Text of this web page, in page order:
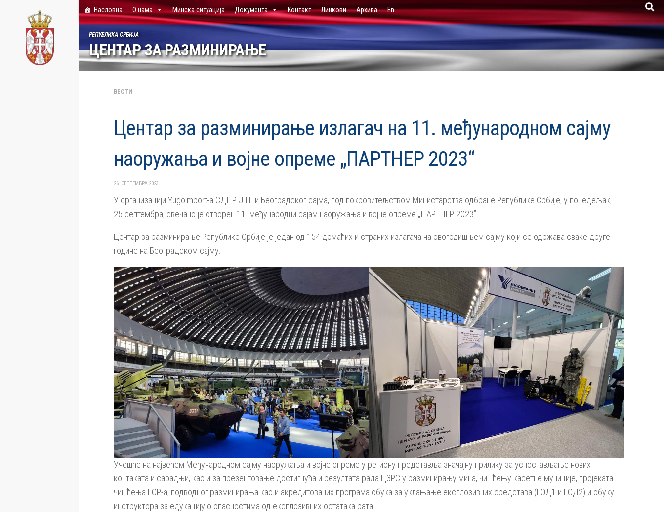
Skip to content Насловна О нама Минска ситуација Документа Контакт Линкови Архива En
ЦЕНТАР ЗА РАЗМИНИРАЊЕ
РЕПУБЛИКА СРБИЈА
ВЕСТИ
Центар за разминирање излагач на 11. међународном сајму
наоружања и војне опреме „ПАРТНЕР 2023“
26. СЕПТЕМБРА 2023.
У организацији Yugoimport-a СДПР Ј.П. и Београдског сајма, под покровитељством Министарства одбране Републике Србије, у понедељак,
25.септембра, свечано је отворен 11. међународни сајам наоружања и војне опреме „ПАРТНЕР 2023”.
Центар за разминирање Републике Србије је један од 154 домаћих и страних излагача на овогодишњем сајму који се одржава сваке друге
године на Београдском сајму.
Учешће на највећем Међународном сајму наоружања и војне опреме у региону представља значајну прилику за успостављање нових
контаката и сарадњи, као и за презентовање достигнућа и резултата рада ЦЗРС у разминирању мина, чишћењу касетне муниције, пројеката
чишћења ЕОР-а, подводног разминирања као и акредитованих програма обука за уклањање експлозивних средстава (ЕОД1 и ЕОД2) и обуку
инструктора за едукацију о опасностима од експлозивних остатака рата.